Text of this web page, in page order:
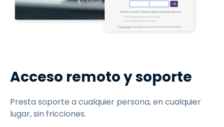
Acceso remoto y soporte
Presta soporte a cualquier persona, en cualquier
lugar, sin fricciones.